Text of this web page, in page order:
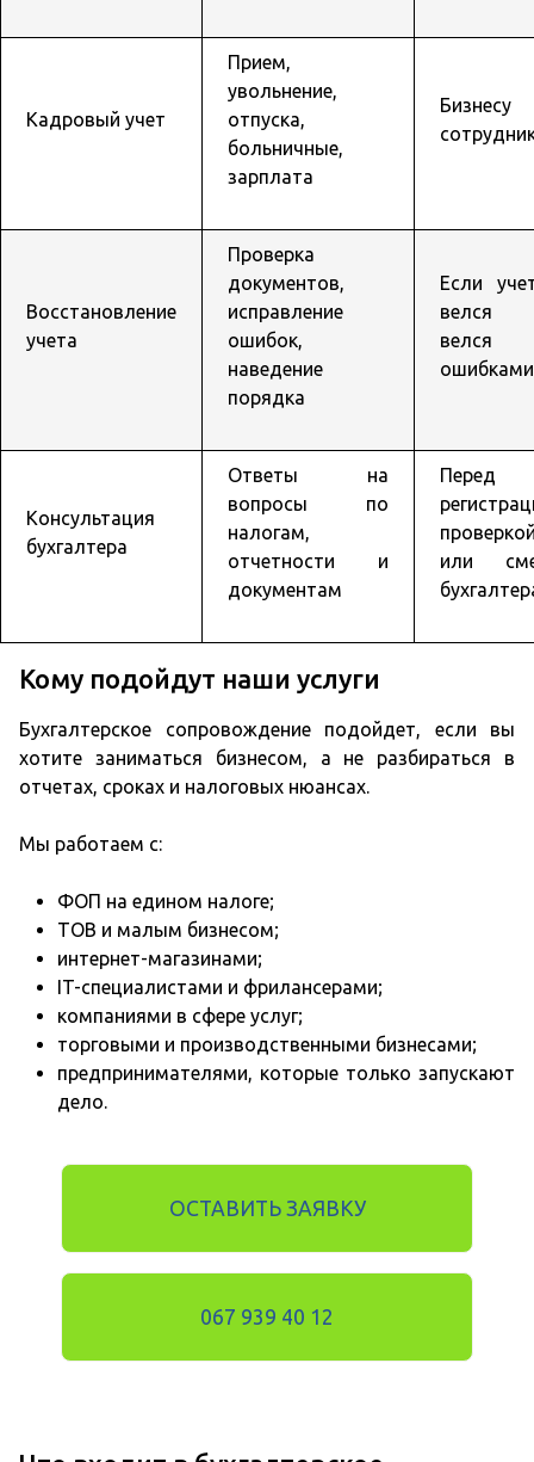
Кадровый учет
Прием,
увольнение,
отпуска,
больничные,
зарплата
Восстановление
учета
Проверка
документов,
исправление
ошибок,
наведение
порядка
Если
велся
ошибками
Консультация
бухгалтера
Ответы на
вопросы по
налогам,
отчетности и
документам
Перед
или
Кому подойдут наши услуги
Бухгалтерское сопровождение подойдет, если вы
хотите заниматься бизнесом, а не разбираться в
отчетах, сроках и налоговых нюансах.
Мы работаем с:
ФОП на едином налоге;
ТОВ и малым бизнесом;
интернет-магазинами;
IT-специалистами и фрилансерами;
компаниями в сфере услуг;
торговыми и производственными бизнесами;
предпринимателями, которые только запускают
дело.
ОСТАВИТЬ ЗАЯВКУ
067 939 40 12